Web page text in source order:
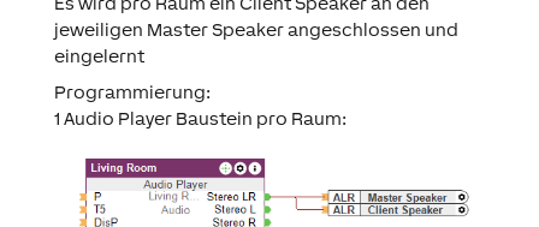
jeweiligen Master Speaker angeschlossen und
eingelernt
Programmierung:
1 Audio Player Baustein pro Raum: